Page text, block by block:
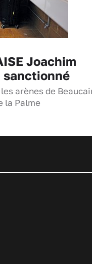
Joachim
sanctionné
arènes de
la Palme